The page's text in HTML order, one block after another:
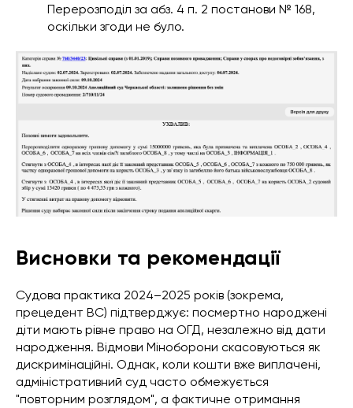
Перерозподіл за абз. 4 п. 2 постанови № 168,
оскільки згоди не було.
Висновки та рекомендації
Судова практика 2024–2025 років (зокрема,
прецедент ВС) підтверджує: посмертно народжені
діти мають рівне право на ОГД, незалежно від дати
народження. Відмови Міноборони скасовуються як
дискримінаційні. Однак, коли кошти вже виплачені,
адміністративний суд часто обмежується
"повторним розглядом", а фактичне отримання